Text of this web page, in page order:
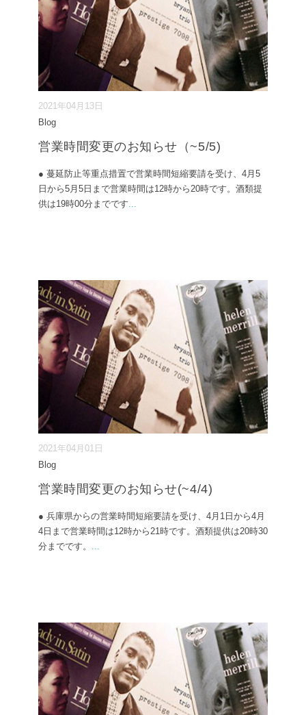
2021年04月13日
Blog
営業時間変更のお知らせ（~5/5)
● 蔓延防止等重点措置で営業時間短縮要請を受け、4月5
日から5月5日まで営業時間は12時から20時です。酒類提
供は19時00分までです
2021年04月01日
Blog
営業時間変更のお知らせ(~4/4)
● 兵庫県からの営業時間短縮要請を受け、4月1日から4月
4日まで営業時間は12時から21時です。酒類提供は20時30
分までです。